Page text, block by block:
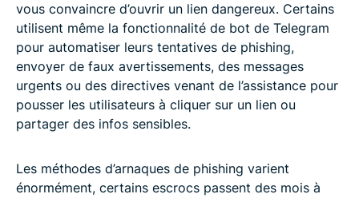
vous convaincre d’ouvrir un lien dangereux. Certains
utilisent même la fonctionnalité de bot de Telegram
pour automatiser leurs tentatives de phishing,
envoyer de faux avertissements, des messages
urgents ou des directives venant de l’assistance pour
pousser les utilisateurs à cliquer sur un lien ou
partager des infos sensibles.
Les méthodes d’arnaques de phishing varient
énormément, certains escrocs passent des mois à